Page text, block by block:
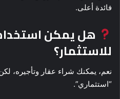
فائدة أعلى.
هل يمكن
للاستثمار؟
نعم، يمكنك شراء عقار وتأجيره،
“استثماري”.